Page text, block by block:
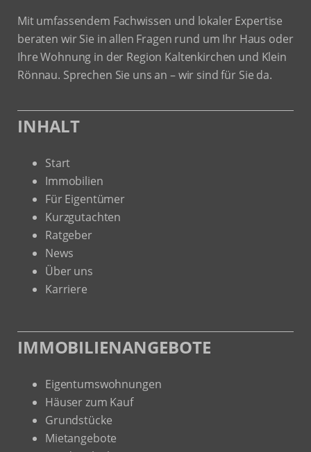
Mit umfassendem Fachwissen und lokaler Expertise
beraten wir Sie in allen Fragen rund um Ihr Haus oder
Ihre Wohnung in der Region Kaltenkirchen und Klein
Rönnau. Sprechen Sie uns an – wir sind für Sie da.
INHALT
Start
Immobilien
Für Eigentümer
Kurzgutachten
Ratgeber
News
Über uns
Karriere
IMMOBILIENANGEBOTE
Eigentumswohnungen
Häuser zum Kauf
Grundstücke
Mietangebote